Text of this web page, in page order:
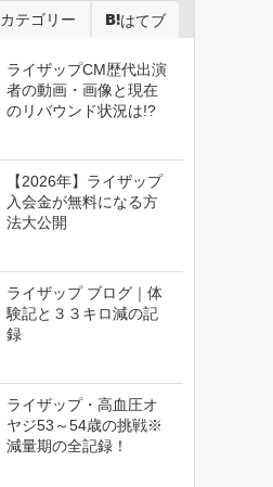
カテゴリー はてブ
ライザップCM歴代出演
者の動画・画像と現在
のリバウンド状況は!?
【2026年】ライザップ
入会金が無料になる方
法大公開
ライザップ ブログ｜体
験記と３３キロ減の記
録
ライザップ・高血圧オ
ヤジ53～54歳の挑戦※
減量期の全記録！